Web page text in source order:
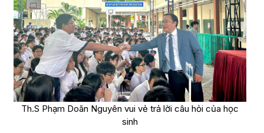
Th.S Phạm Doãn Nguyên vui vẻ trả lời câu hỏi của học
sinh